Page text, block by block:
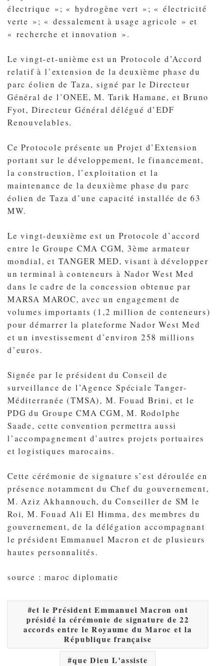
électrique »; « hydrogène vert »; « électricité
verte »; « dessalement à usage agricole » et
« recherche et innovation ».
Le vingt-et-unième est un Protocole d’Accord
relatif à l’extension de la deuxième phase du
parc éolien de Taza, signé par le Directeur
Général de l’ONEE, M. Tarik Hamane, et Bruno
Fyot, Directeur Général délégué d’EDF
Renouvelables.
Ce Protocole présente un Projet d’Extension
portant sur le développement, le financement,
la construction, l’exploitation et la
maintenance de la deuxième phase du parc
éolien de Taza d’une capacité installée de 63
MW.
Le vingt-deuxième est un Protocole d’accord
entre le Groupe CMA CGM, 3ème armateur
mondial, et TANGER MED, visant à développer
un terminal à conteneurs à Nador West Med
dans le cadre de la concession obtenue par
MARSA MAROC, avec un engagement de
volumes importants (1,2 million de conteneurs)
pour démarrer la plateforme Nador West Med
et un investissement d’environ 258 millions
d’euros.
Signée par le président du Conseil de
surveillance de l’Agence Spéciale Tanger-
Méditerranée (TMSA), M. Fouad Brini, et le
PDG du Groupe CMA CGM, M. Rodolphe
Saade, cette convention permettra aussi
l’accompagnement d’autres projets portuaires
et logistiques marocains.
Cette cérémonie de signature s’est déroulée en
présence notamment du Chef du gouvernement,
M. Aziz Akhannouch, du Conseiller de SM le
Roi, M. Fouad Ali El Himma, des membres du
gouvernement, de la délégation accompagnant
le président Emmanuel Macron et de plusieurs
hautes personnalités.
source : maroc diplomatie
et le Président Emmanuel Macron ont
présidé la cérémonie de signature de 22
accords entre le Royaume du Maroc et la
République française
que Dieu L'assiste